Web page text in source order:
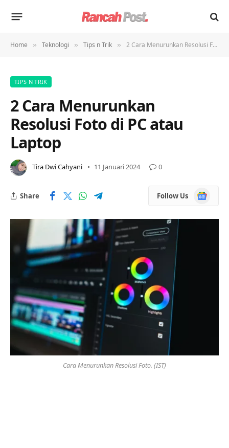
Home » Teknologi » Tips n Trik » 2 Cara Menurunkan Resolusi Foto di PC atau Laptop
TIPS N TRIK
2 Cara Menurunkan
Resolusi Foto di PC atau
Laptop
Tira Dwi Cahyani 11 Januari 2024 0
Share Follow Us
Google
News
Cara Menurunkan Resolusi Foto. (IST)